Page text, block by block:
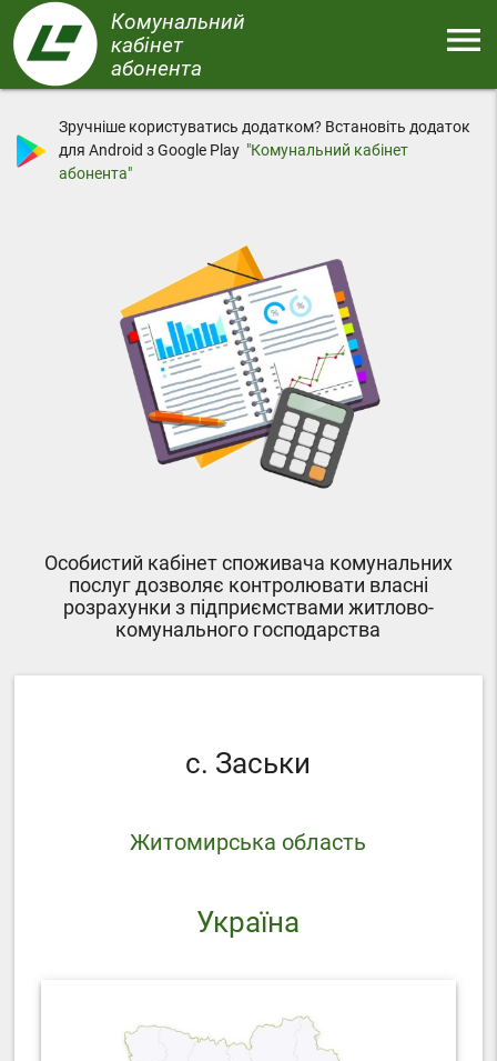
Перейти
до
основного
вмісту
Комунальний
кабінет
абонента
menu
Зручніше користуватись додатком? Встановіть додаток
для Android з Google Play "Комунальний кабінет
абонента"
Особистий кабінет споживача комунальних
послуг дозволяє контролювати власні
розрахунки з підприємствами житлово-
комунального господарства
с. Заськи
Житомирська область
Україна